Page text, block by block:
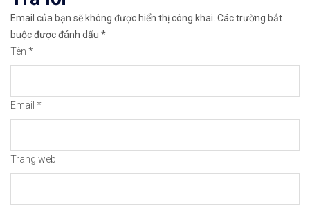
✅𝘔ở 𝘵à𝘪 𝘬𝘩𝘰ả𝘯 𝘵𝘳ê𝘯 𝘴à𝘯 𝘉𝘪𝘯𝘢𝘯𝘤𝘦 𝘯ổ𝘪 𝘵𝘪ế𝘯𝘨 𝘯𝘩ấ𝘵
🔗https://chungkhoanforex.com/chi-so-kenh-
Email của bạn sẽ không được hiển thị công khai. Các trường bắt
buộc được đánh dấu *
Tên *
Email *
Trang web